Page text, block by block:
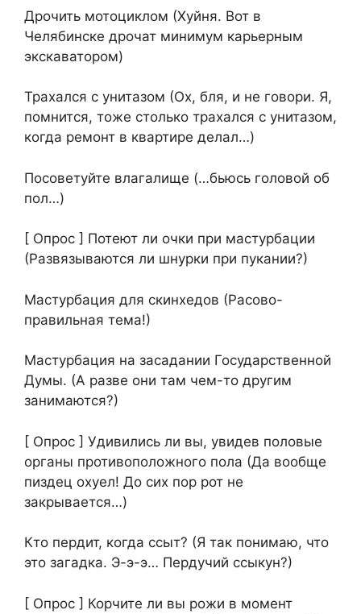
Дрочить мотоциклом (Хуйня. Вот в
Челябинске дрочат минимум карьерным
экскаватором)
Трахался с унитазом (Ох, бля, и не говори. Я,
помнится, тоже столько трахался с унитазом,
когда ремонт в квартире делал…)
Посоветуйте влагалище (…бьюсь головой об
пол…)
[ Опрос ] Потеют ли очки при мастурбации
(Развязываются ли шнурки при пукании?)
Мастурбация для скинхедов (Расово-
правильная тема!)
Мастурбация на засадании Государственной
Думы. (А разве они там чем-то другим
занимаются?)
[ Опрос ] Удивились ли вы, увидев половые
органы противоположного пола (Да вообще
пиздец охуел! До сих пор рот не
закрывается…)
Кто пердит, когда ссыт? (Я так понимаю, что
это загадка. Э-э-э… Пердучий ссыкун?)
[ Опрос ] Корчите ли вы рожи в момент